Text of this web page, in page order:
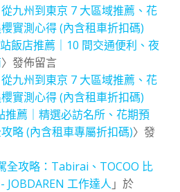
九州到東京 7 大區域推薦、花
實測心得 (內含租車折扣碼)
飯店推薦｜10 間交通便利、夜
〉發佈留言
九州到東京 7 大區域推薦、花
實測心得 (內含租車折扣碼)
推薦｜精選必訪名所、花期預
略 (內含租車專屬折扣碼)〉發
全攻略：Tabirai、TOCOO 比
JOBDAREN 工作達人 」於